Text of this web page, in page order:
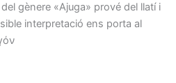
gènere «Ajuga» prové del llatí i
interpretació ens porta al